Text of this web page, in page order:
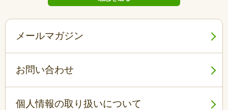
メールマガジン
お問い合わせ
個人情報の取り扱いについて